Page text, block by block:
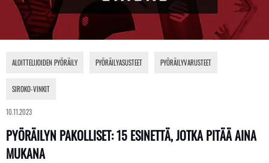
PYÖRÄILYN PAKOLLISET: 15 ESINETTÄ, JOTKA PITÄÄ AINA
MUKANA
ALOITTELIJOIDEN PYÖRÄILY PYÖRÄILYASUSTEET PYÖRÄILYVARUSTEET
SIROKO-VINKIT
10.11.2023